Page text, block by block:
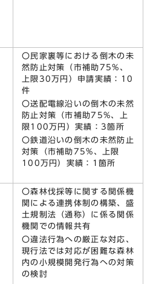
〇民家裏等における倒木の未
然防止対策（市補助75%、
上限30万円）申請実績：10
件
〇送配電線沿いの倒木の未然
防止対策（市補助75%、上
限100万円）実績：3箇所
〇鉄道沿いの倒木の未然防止
対策（市補助75%、上限
100万円）実績：1箇所
〇森林伐採等に関する関係機
関による連携体制の構築、盛
土規制法（通称）に係る関係
機関での情報共有
〇違法行為への厳正な対応、
現行法では対応が困難な森林
内の小規模開発行為への対策
の検討